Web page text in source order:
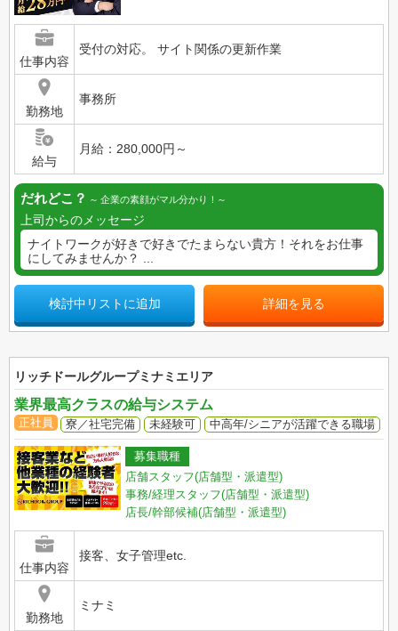
仕事内容
受付の対応。 サイト関係の更新作業
勤務地
事務所
給与
月給：280,000円～
だれどこ？ 企業の素顔がマル分かり！
上司からのメッセージ
ナイトワークが好きで好きでたまらない貴方！それをお仕事
にしてみませんか？ ...
検討中リストに追加 詳細を見る
リッチドールグループミナミエリア
業界最高クラスの給与システム
正社員 寮／社宅完備 未経験可 中高年/シニアが活躍できる職場
募集職種
店舗スタッフ(店舗型・派遣型)
事務/経理スタッフ(店舗型・派遣型)
店長/幹部候補(店舗型・派遣型)
仕事内容
接客、女子管理etc.
勤務地
ミナミ